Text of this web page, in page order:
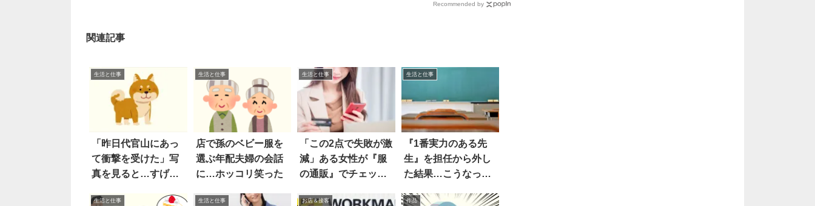
Recommended by
関連記事
生活と仕事
「昨日代官山にあっ
て衝撃を受けた」写
真を見ると…すげ
生活と仕事
店で孫のベビー服を
選ぶ年配夫婦の会話
に…ホッコリ笑った
生活と仕事
「この2点で失敗が激
減」ある女性が『服
の通販』でチェック
生活と仕事
『1番実力のある先
生』を担任から外し
た結果…こうなっ
生活と仕事 生活と仕事 お店＆接客 作品